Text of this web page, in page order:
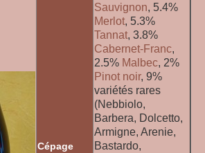
Cépage
Sauvignon, 5.4%
Merlot, 5.3%
Tannat, 3.8%
Cabernet-Franc,
2.5% Malbec, 2%
Pinot noir, 9%
variétés rares
(Nebbiolo,
Barbera, Dolcetto,
Armigne, Arenie,
Bastardo,